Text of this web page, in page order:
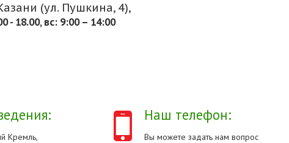
(ул. Пушкина, 4),
- 18.00, вс: 9:00 – 14:00
Кремль,
Наш телефон:
Вы можете задать нам вопрос